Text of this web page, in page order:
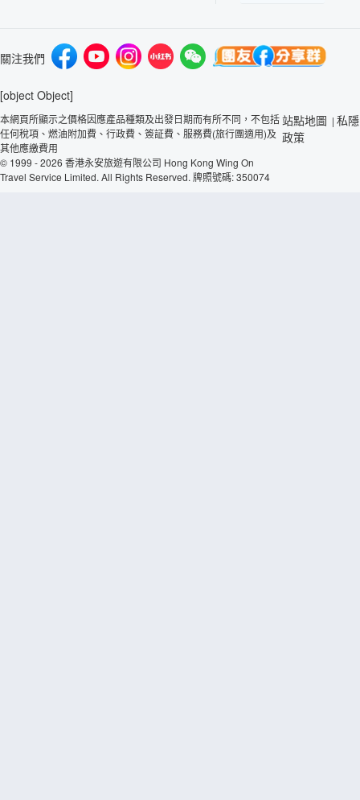
關注我們
[object Object]
本網頁所顯示之價格因應產品種類及出發日期而有所不同，不包括
任何稅項、燃油附加費、行政費、簽証費、服務費(旅行團適用)及
其他應繳費用
© 1999 - 2026 香港永安旅遊有限公司 Hong Kong Wing On
Travel Service Limited. All Rights Reserved. 牌照號碼: 350074
站點地圖 | 私隱
政策